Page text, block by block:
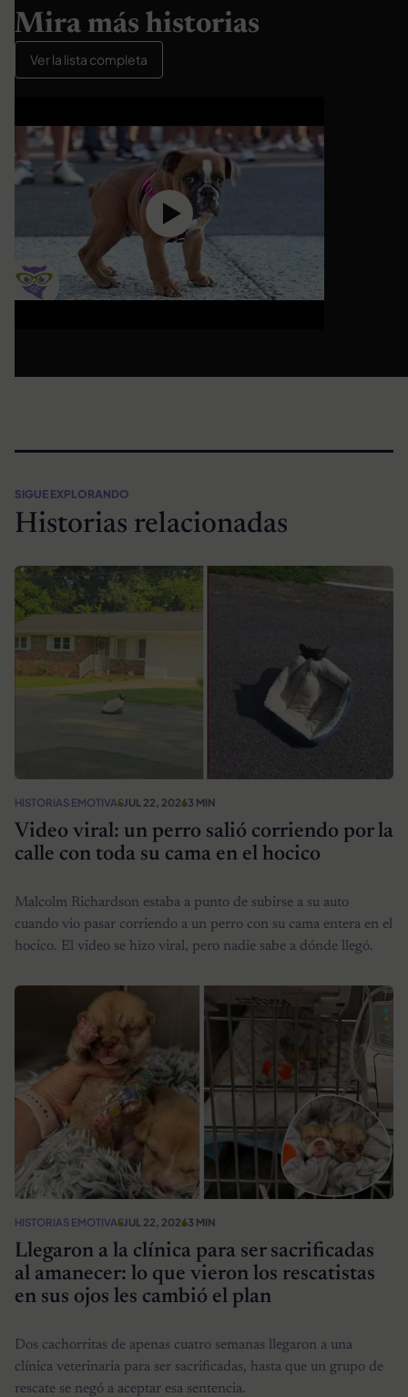
Mira más historias
Ver la lista completa
SIGUE EXPLORANDO
Historias relacionadas
HISTORIAS EMOTIVASJUL 22, 20263 MIN
Video viral: un perro salió corriendo por la
calle con toda su cama en el hocico
Malcolm Richardson estaba a punto de subirse a su auto
cuando vio pasar corriendo a un perro con su cama entera en el
hocico. El video se hizo viral, pero nadie sabe a dónde llegó.
HISTORIAS EMOTIVASJUL 22, 20263 MIN
Llegaron a la clínica para ser sacrificadas
al amanecer: lo que vieron los rescatistas
en sus ojos les cambió el plan
Dos cachorritas de apenas cuatro semanas llegaron a una
clínica veterinaria para ser sacrificadas, hasta que un grupo de
rescate se negó a aceptar esa sentencia.